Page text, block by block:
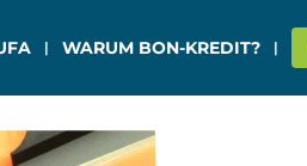
WARUM BON-KREDIT?